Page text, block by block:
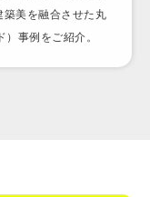
美を融合させた丸
事例をご紹介。